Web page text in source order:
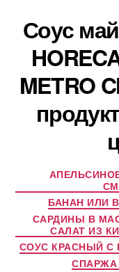
Соус
METRO
БАНАН ИЛИ
САРДИНЫ В
САЛАТ ИЗ
СОУС КРАСНЫЙ С
СПАРЖА